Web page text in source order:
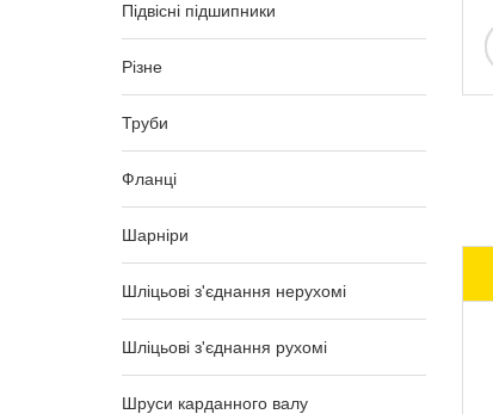
Підвісні підшипники
Різне
Труби
Фланці
Шарніри
Шліцьові з'єднання нерухомі
Шліцьові з'єднання рухомі
Шруси карданного валу